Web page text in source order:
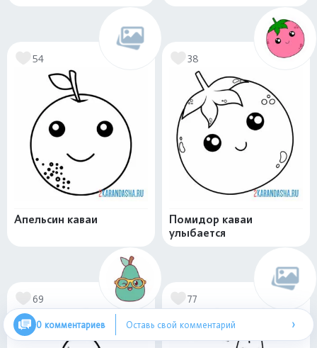
54
Апельсин каваи
38
Помидор каваи
улыбается
69 77
0 комментариев Оставь свой комментарий ›